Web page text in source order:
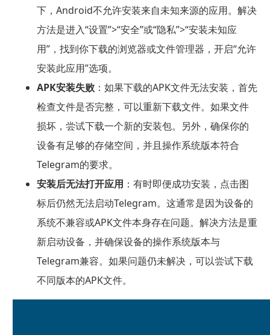
下，Android不允许安装来自未知来源的应用。解决
方法是进入“设置”>“安全”或“隐私”>“安装未知应
用”，找到你下载的浏览器或文件管理器，开启“允许
安装此应用”选项。
APK安装失败：如果下载的APK文件无法安装，首先
检查文件是否完整，可以重新下载文件。如果文件
损坏，尝试下载一个新的安装包。另外，确保你的
设备有足够的存储空间，并且操作系统版本符合
Telegram的要求。
安装后无法打开应用 ：有时即便成功安装，点击图
标后仍然无法启动Telegram。这通常是因为设备的
系统不兼容或APK文件本身存在问题。解决方法是重
新启动设备，并确保设备的操作系统版本与
Telegram兼容。如果问题仍未解决，可以尝试下载
不同版本的APK文件。